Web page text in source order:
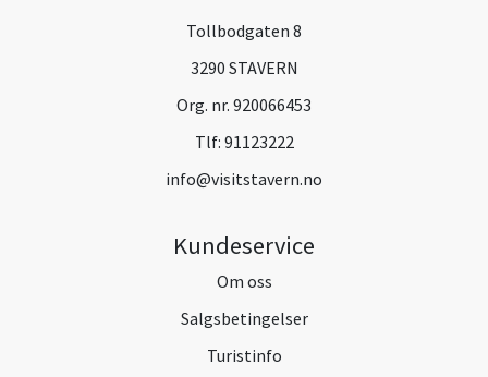
Tollbodgaten 8
3290 STAVERN
Org. nr. 920066453
Tlf: 91123222
info@visitstavern.no
Kundeservice
Om oss
Salgsbetingelser
Turistinfo